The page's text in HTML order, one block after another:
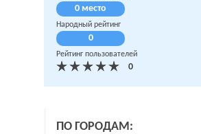
0 место
Народный рейтинг
0
Рейтинг пользователей
ПО ГОРОДАМ: